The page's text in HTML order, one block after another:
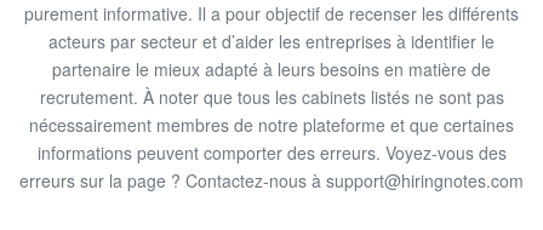
purement informative. Il a pour objectif de recenser les différents
acteurs par secteur et d’aider les entreprises à identifier le
partenaire le mieux adapté à leurs besoins en matière de
recrutement. À noter que tous les cabinets listés ne sont pas
nécessairement membres de notre plateforme et que certaines
informations peuvent comporter des erreurs. Voyez-vous des
erreurs sur la page ? Contactez-nous à support@hiringnotes.com